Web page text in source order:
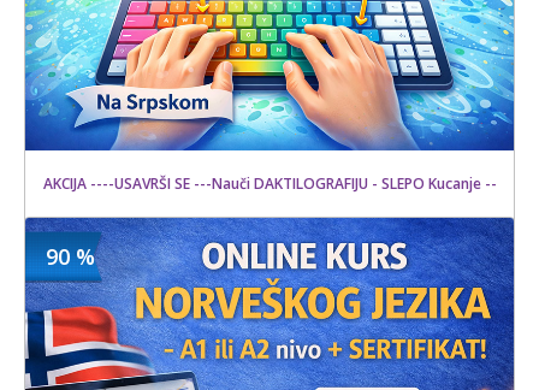
AKCIJA ----USAVRŠI SE ---Nauči DAKTILOGRAFIJU - SLEPO Kucanje --
Kupljeno
6 kom.
1500 din
10000 din
90 %